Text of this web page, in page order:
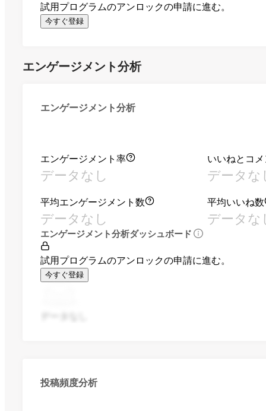
試用プログラムのアンロックの申請に進む。
今すぐ登録
エンゲージメント分析
エンゲージメント分析
エンゲージメント率
データなし
いいねとコ
データな
平均エンゲージメント数
データなし
平均いいね数
データな
エンゲージメント分析ダッシュボード
試用プログラムのアンロックの申請に進む。
今すぐ登録
投稿頻度分析